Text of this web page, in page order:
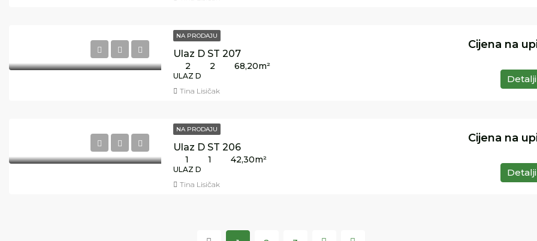
NA PRODAJU
Ulaz D ST 207
Cijena na
2 2 68,20m²
ULAZ D Detalji
Tina Lisičak
NA PRODAJU
Ulaz D ST 206
Cijena na
1 1 42,30m²
ULAZ D Detalji
Tina Lisičak